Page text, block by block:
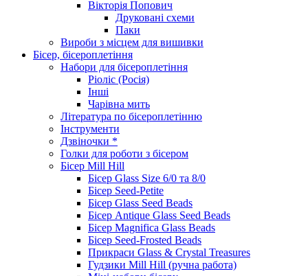
Вікторія Попович
Друковані схеми
Паки
Вироби з місцем для вишивки
Бісер, бісероплетіння
Набори для бісероплетіння
Ріоліс (Росія)
Інші
Чарівна мить
Література по бісероплетінню
Інструменти
Дзвіночки *
Голки для роботи з бісером
Бісер Mill Hill
Бісер Glass Size 6/0 та 8/0
Бісер Seed-Petite
Бісер Glass Seed Beads
Бісер Antique Glass Seed Beads
Бісер Magnifica Glass Beads
Бісер Seed-Frosted Beads
Прикраси Glass & Crystal Treasures
Гудзики Mill Hill (ручна работа)